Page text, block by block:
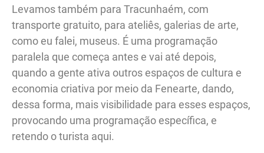
Levamos também para Tracunhaém, com
transporte gratuito, para ateliês, galerias de arte,
como eu falei, museus. É uma programação
paralela que começa antes e vai até depois,
quando a gente ativa outros espaços de cultura e
economia criativa por meio da Fenearte, dando,
dessa forma, mais visibilidade para esses espaços,
provocando uma programação específica, e
retendo o turista aqui.